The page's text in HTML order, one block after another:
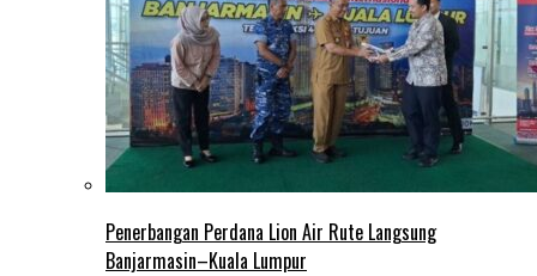
Penerbangan Perdana Lion Air Rute Langsung
Banjarmasin–Kuala Lumpur